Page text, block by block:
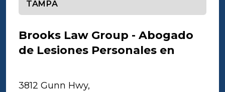
Brooks Law Group - Abogado
de Lesiones Personales en
3812 Gunn Hwy,